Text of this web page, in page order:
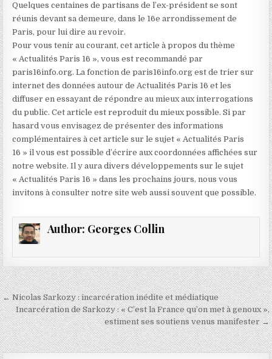
Quelques centaines de partisans de l’ex-président se sont
réunis devant sa demeure, dans le 16e arrondissement de
Paris, pour lui dire au revoir.
Pour vous tenir au courant, cet article à propos du thème
« Actualités Paris 16 », vous est recommandé par
paris16info.org. La fonction de paris16info.org est de trier sur
internet des données autour de Actualités Paris 16 et les
diffuser en essayant de répondre au mieux aux interrogations
du public. Cet article est reproduit du mieux possible. Si par
hasard vous envisagez de présenter des informations
complémentaires à cet article sur le sujet « Actualités Paris
16 » il vous est possible d’écrire aux coordonnées affichées sur
notre website. Il y aura divers développements sur le sujet
« Actualités Paris 16 » dans les prochains jours, nous vous
invitons à consulter notre site web aussi souvent que possible.
Author: Georges Collin
Navigation
de
l’article
← Nicolas Sarkozy : incarcération inédite et médiatique
Incarcération de Sarkozy : « C’est la France qu’on met à genoux »,
estiment ses soutiens venus manifester →